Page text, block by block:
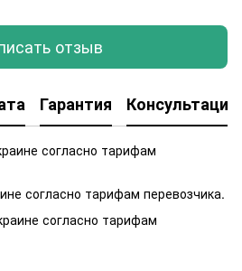
отзыв
Гарантия Консультация
согласно тарифам
согласно тарифам перевозчика.
согласно тарифам